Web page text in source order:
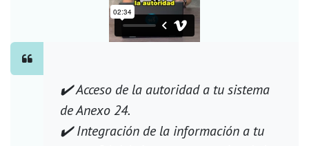
✔️ Acceso de la autoridad a tu sistema
de Anexo 24.
✔️ Integración de la información a tu